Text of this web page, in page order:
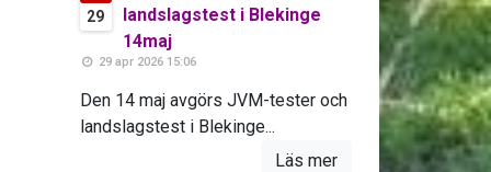
29
landslagstest i Blekinge
14maj
29 apr 2026 15:06
Den 14 maj avgörs JVM-tester och
landslagstest i Blekinge...
Läs mer